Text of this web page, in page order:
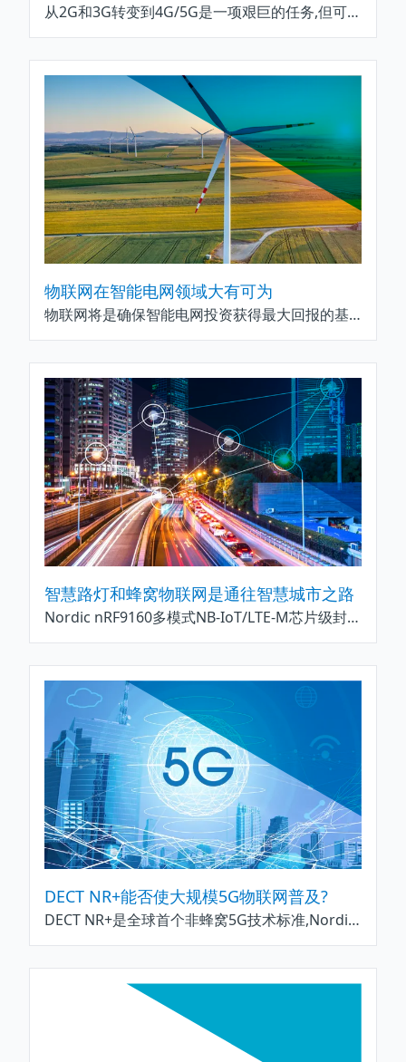
从2G和3G转变到4G/5G是一项艰巨的任务,但可为投资蜂窝物联网解决方案的企业带来诸多好处例如Nordic nRF9160之类的产品体积更小/更便宜/耗电量少,为蜂窝服务提供商带来优势
物联网在智能电网领域大有可为
物联网将是确保智能电网投资获得最大回报的基础。
智慧路灯和蜂窝物联网是通往智慧城市之路
Nordic nRF9160多模式NB-IoT/LTE-M芯片级封装(SiP)提供蜂窝物联网通信,使控制器能够由任何基于通用智慧城市标准“TALQ”的智慧城市中央管理系统(CMS)远程操作.
DECT NR+能否使大规模5G物联网普及?
DECT NR+是全球首个非蜂窝5G技术标准,Nordic一直是发展DECT NR+标准的主要贡献者,这项标准的射频协定（堆叠）较低层所具备多项特性,使其可靠性能够达到99.99%.